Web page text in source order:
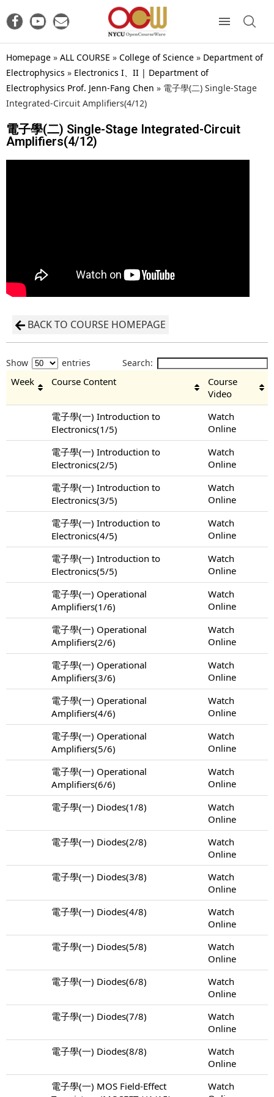
Homepage » ALL COURSE » College of Science » Department of
Electrophysics » Electronics I、II | Department of
Electrophysics Prof. Jenn-Fang Chen » 電子學(二) Single-Stage
Integrated-Circuit Amplifiers(4/12)
電子學(二) Single-Stage Integrated-Circuit
Amplifiers(4/12)
BACK TO COURSE HOMEPAGE
Show entries Search:
Week Course Content
Course
Video
電子學(一) Introduction to
Electronics(1/5)
Watch
Online
電子學(一) Introduction to
Electronics(2/5)
Watch
Online
電子學(一) Introduction to
Electronics(3/5)
Watch
Online
電子學(一) Introduction to
Electronics(4/5)
Watch
Online
電子學(一) Introduction to
Electronics(5/5)
Watch
Online
電子學(一) Operational
Amplifiers(1/6)
Watch
Online
電子學(一) Operational
Amplifiers(2/6)
Watch
Online
電子學(一) Operational
Amplifiers(3/6)
Watch
Online
電子學(一) Operational
Amplifiers(4/6)
Watch
Online
電子學(一) Operational
Amplifiers(5/6)
Watch
Online
電子學(一) Operational
Amplifiers(6/6)
Watch
Online
電子學(一) Diodes(1/8)
Watch
Online
電子學(一) Diodes(2/8)
Watch
Online
電子學(一) Diodes(3/8)
Watch
Online
電子學(一) Diodes(4/8)
Watch
Online
電子學(一) Diodes(5/8)
Watch
Online
電子學(一) Diodes(6/8)
Watch
Online
電子學(一) Diodes(7/8)
Watch
Online
電子學(一) Diodes(8/8)
Watch
Online
電子學(一) MOS Field-Effect
Watch